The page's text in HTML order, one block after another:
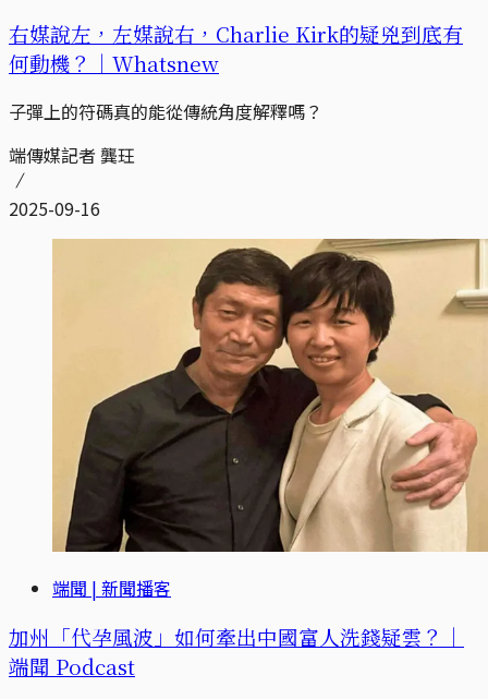
右媒說左，左媒說右，Charlie Kirk的疑兇到底有
何動機？｜Whatsnew
子彈上的符碼真的能從傳統角度解釋嗎？
端傳媒記者 龔玨
2025-09-16
端聞 | 新聞播客
加州「代孕風波」如何牽出中國富人洗錢疑雲？｜
端聞 Podcast